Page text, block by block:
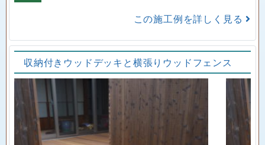
この施工例を詳しく見る
収納付きウッドデッキと横張りウッドフェンス